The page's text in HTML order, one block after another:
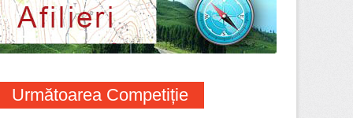
Următoarea Competiție